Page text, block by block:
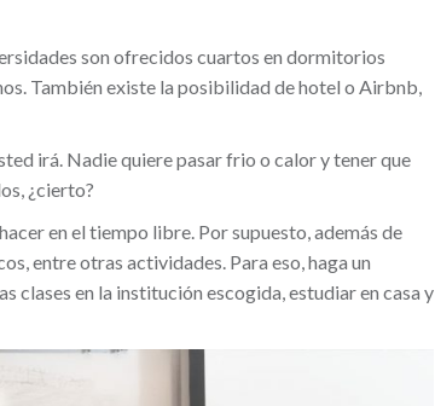
son ofrecidos cuartos en dormitorios
También existe la posibilidad de hotel o Airbnb,
irá. Nadie quiere pasar frio o calor y tener que
¿cierto?
en el tiempo libre. Por supuesto, además de
entre otras actividades. Para eso, haga un
clases en la institución escogida, estudiar en casa y